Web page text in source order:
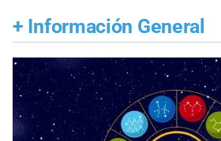
+ Información General